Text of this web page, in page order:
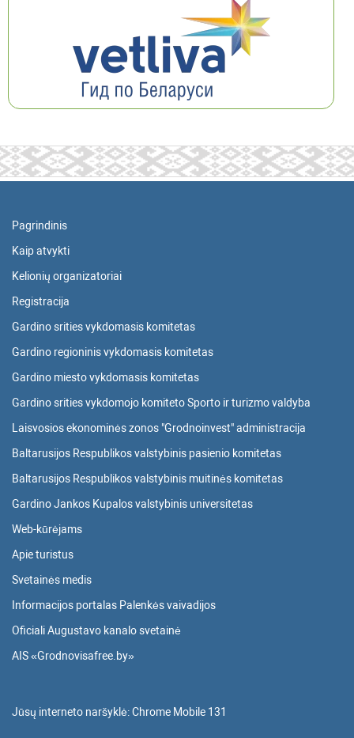
Pagrindinis
Kaip atvykti
Kelionių organizatoriai
Registracija
Gardino srities vykdomasis komitetas
Gardino regioninis vykdomasis komitetas
Gardino miesto vykdomasis komitetas
Gardino srities vykdomojo komiteto Sporto ir turizmo valdyba
Laisvosios ekonominės zonos "Grodnoinvest" administracija
Baltarusijos Respublikos valstybinis pasienio komitetas
Baltarusijos Respublikos valstybinis muitinės komitetas
Gardino Jankos Kupalos valstybinis universitetas
Web-kūrėjams
Apie turistus
Svetainės medis
Informacijos portalas Palenkės vaivadijos
Oficiali Augustavo kanalo svetainė
AIS «Grodnovisafree.by»
Jūsų interneto naršyklė:Chrome Mobile 131